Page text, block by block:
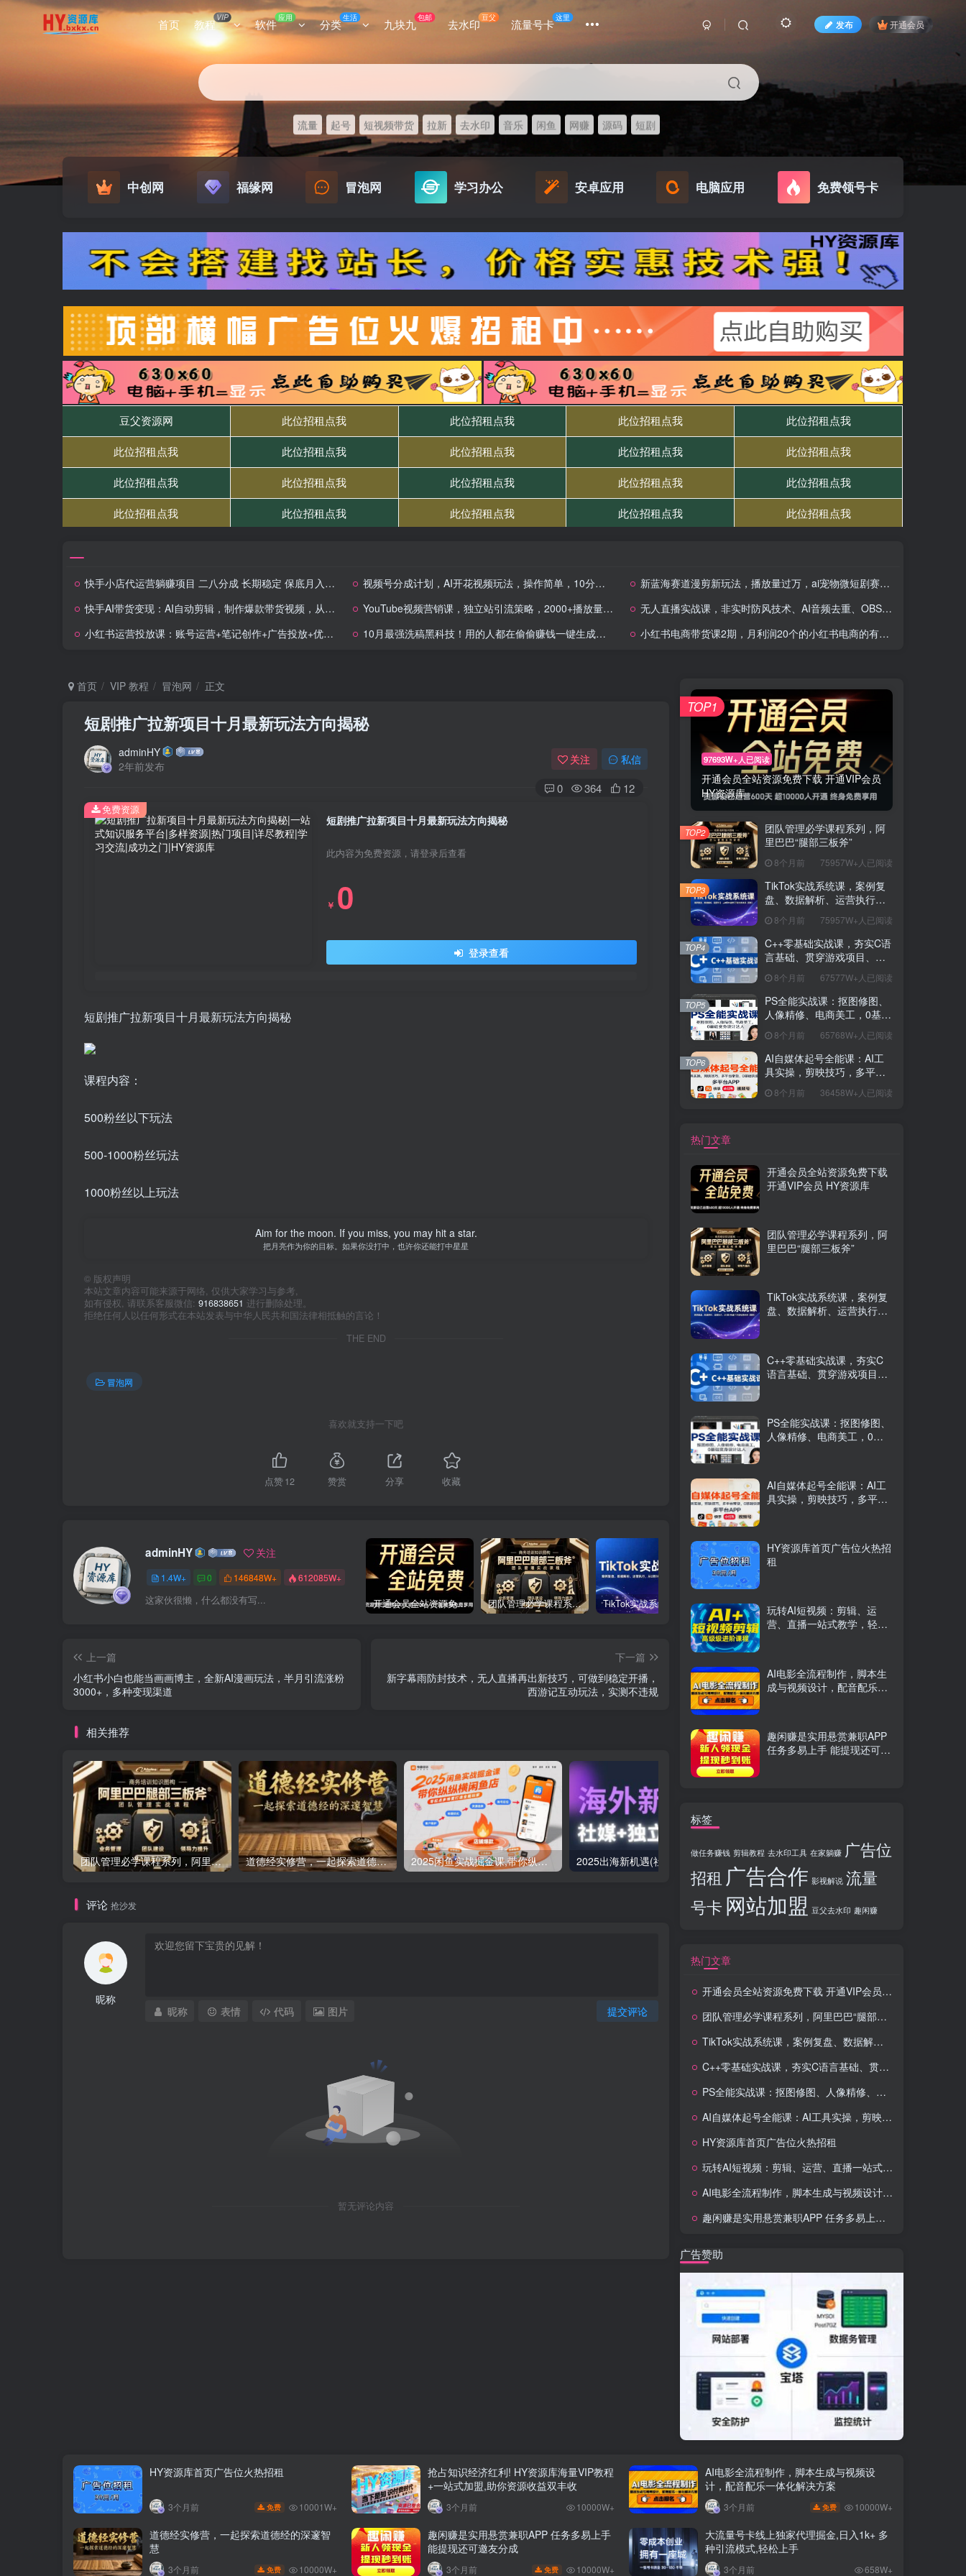
首页 教程VIP 软件 应用 分类生活 九块九包邮 去水印豆父 流量号卡这里
发布 开通会员
流量 起号 短视频带货 拉新 去水印 音乐 闲鱼 网赚 源码 短剧
中创网 福缘网 冒泡网 学习办公 安卓应用 电脑应用 免费领号卡
快手小店代运营躺赚项目 二八分成 长期稳定 保底月入3k+ 视频号分成计划，AI开花视频玩法，操作简单，10分钟一个，手把手教你操作
新蓝海赛道漫剪新玩法，播放量过万，ai宠物微短剧赛道疯狂变现
快手AI带货变现：AI自动剪辑，制作爆款带货视频，从账号装修到视频发布
YouTube视频营销课，独立站引流策略，2000+播放量转化68个优质客户
无人直播实战课，非实时防风技术、AI音频去重、OBS推流，建立技术壁垒，月入5w+（更新2026）
小红书运营投放课：账号运营+笔记创作+广告投放+优化全流程
10月最强洗稿黑科技！用的人都在偷偷赚钱一键生成高质量原创爆文，轻松… 小红书电商带货课2期，月利润20个的小红书电商的有货源，无货源，虚拟产品，付费投流等整套玩法
首页 VIP 教程 冒泡网 正文
短剧推广拉新项目十月最新玩法方向揭秘
adminHY
2年前发布
关注 私信
0 364 12
短剧推广拉新项目十月最新玩法方向揭秘
此内容为免费资源，请登录后查看
￥ 0
登录查看
免费资源
短剧推广拉新项目十月最新玩法方向揭秘
课程内容：
500粉丝以下玩法
500-1000粉丝玩法
1000粉丝以上玩法
Aim for the moon. If you miss, you may hit a star.
把月亮作为你的目标。如果你没打中，也许你还能打中星星
© 版权声明
本站文章内容可能来源于网络, 仅供大家学习与参考,
如有侵权, 请联系客服微信: 916838651 进行删除处理。
拒绝任何人以任何形式在本站发表与中华人民共和国法律相抵触的言论！
THE END
冒泡网
喜欢就支持一下吧
点赞12 赞赏 分享 收藏
adminHY 关注
1.4W+ 0 146848W+ 612085W+
这家伙很懒，什么都没有写... 开通会员全站资源免费下载 开通VIP会员 HY资源库 团队管理必学课程系列，阿里巴巴“腿部三板斧” TikTok实战系统课，案例复盘、数据解析、运营执行，从0到1构建千万级电商体系（更新） C++零基础实战课，夯实C语言基础、贯穿游戏项目、掌握开发思维，学成可挑战月薪15K+岗位
上一篇
小红书小白也能当画画博主，全新AI漫画玩法，半月引流涨粉
3000+，多种变现渠道
下一篇
新字幕雨防封技术，无人直播再出新技巧，可做到稳定开播，
西游记互动玩法，实测不违规
相关推荐
团队管理必学课程系列，阿里巴巴“腿部三板斧” 道德经实修营，一起探索道德经的深邃智慧 2025闲鱼实战掘金课,带你纵横闲鱼店,零起点多维度打造全能玩家 2025出海新机遇(社媒+独立站),海外新机遇,实现独立站的高效运营与出海 室内外AI设计课,一站式覆盖建筑,室内,景观,平面,展陈五大热门品类,解锁设计行业的全新可能
评论 抢沙发
昵称
提交评论
昵称 表情 代码 图片
暂无评论内容
97693W+人已阅读
开通会员全站资源免费下载 开通VIP会员
HY资源库
TOP1
团队管理必学课程系列，阿
里巴巴“腿部三板斧”
8个月前 75957W+人已阅读
TOP2
TikTok实战系统课，案例复
盘、数据解析、运营执行，
（更新）
8个月前 75957W+人已阅读
TOP3
C++零基础实战课，夯实C语
言基础、贯穿游戏项目、掌
薪15K+岗位
8个月前 67577W+人已阅读
TOP4
PS全能实战课：抠图修图、
人像精修、电商美工，0基础
8个月前 65768W+人已阅读
TOP5
AI自媒体起号全能课：AI工
具实操，剪映技巧，多平台
8个月前 36458W+人已阅读
TOP6
热门文章
开通会员全站资源免费下载
开通VIP会员 HY资源库
团队管理必学课程系列，阿
里巴巴“腿部三板斧”
TikTok实战系统课，案例复
盘、数据解析、运营执行，
C++零基础实战课，夯实C
语言基础、贯穿游戏项目、
PS全能实战课：抠图修图、
人像精修、电商美工，0基
AI自媒体起号全能课：AI工
具实操，剪映技巧，多平台
HY资源库首页广告位火热招
租
玩转AI短视频：剪辑、运
营、直播一站式教学，轻松
AI电影全流程制作，脚本生
成与视频设计，配音配乐一
趣闲赚是实用悬赏兼职APP
任务多易上手 能提现还可邀
标签
做任务赚钱 剪辑教程 去水印工具 在家躺赚 广告位
招租 广告合作 影视解说 流量
号卡 网站加盟 豆父去水印 趣闲赚
热门文章
开通会员全站资源免费下载 开通VIP会员 HY资源库
团队管理必学课程系列，阿里巴巴“腿部三板斧”
TikTok实战系统课，案例复盘、数据解析、运营执行，从0到1构建千万级电商体系（更新）
C++零基础实战课，夯实C语言基础、贯穿游戏项目、掌握开发思维，学成可挑战月薪15K+岗位
PS全能实战课：抠图修图、人像精修、电商美工，0基础变身设计达人
AI自媒体起号全能课：AI工具实操，剪映技巧，多平台带货，0基础快速变现
HY资源库首页广告位火热招租
玩转AI短视频：剪辑、运营、直播一站式教学，轻松打造流量神话
AI电影全流程制作，脚本生成与视频设计，配音配乐一体化解决方案
趣闲赚是实用悬赏兼职APP 任务多易上手 能提现还可邀友分成
广告赞助
HY资源库首页广告位火热招租
3个月前 免费 10001W+
抢占知识经济红利! HY资源库海量VIP教程
+一站式加盟,助你资源收益双丰收
3个月前 10000W+
AI电影全流程制作，脚本生成与视频设
计，配音配乐一体化解决方案
3个月前 免费 10000W+
道德经实修营，一起探索道德经的深邃智
慧
3个月前 免费 10000W+
趣闲赚是实用悬赏兼职APP 任务多易上手
能提现还可邀友分成
3个月前 免费 10000W+
大流量号卡线上独家代理掘金,日入1k+ 多
种引流模式,轻松上手
3个月前 658W+